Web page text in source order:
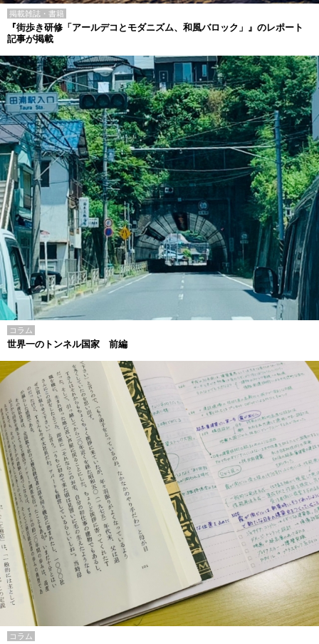
掲載雑誌・書籍
『街歩き研修「アールデコとモダニズム、和風バロック」』のレポート
記事が掲載
コラム
世界一のトンネル国家 前編
コラム